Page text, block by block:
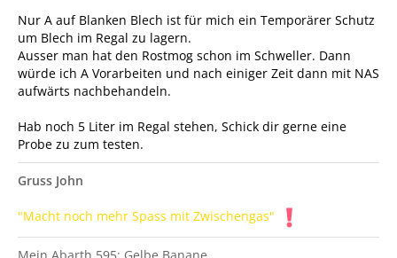
Nur A auf Blanken Blech ist für mich ein Temporärer Schutz
um Blech im Regal zu lagern.
Ausser man hat den Rostmog schon im Schweller. Dann
würde ich A Vorarbeiten und nach einiger Zeit dann mit NAS
aufwärts nachbehandeln.
Hab noch 5 Liter im Regal stehen, Schick dir gerne eine
Probe zu zum testen.
Gruss John
"Macht noch mehr Spass mit Zwischengas"
Mein Abarth 595: Gelbe Banane